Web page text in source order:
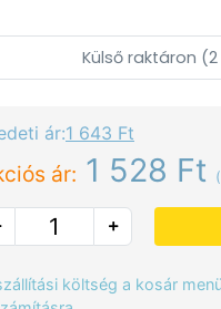
Külső raktáron
ár:1 643 Ft
ár: 1 528 Ft
költség a kosár